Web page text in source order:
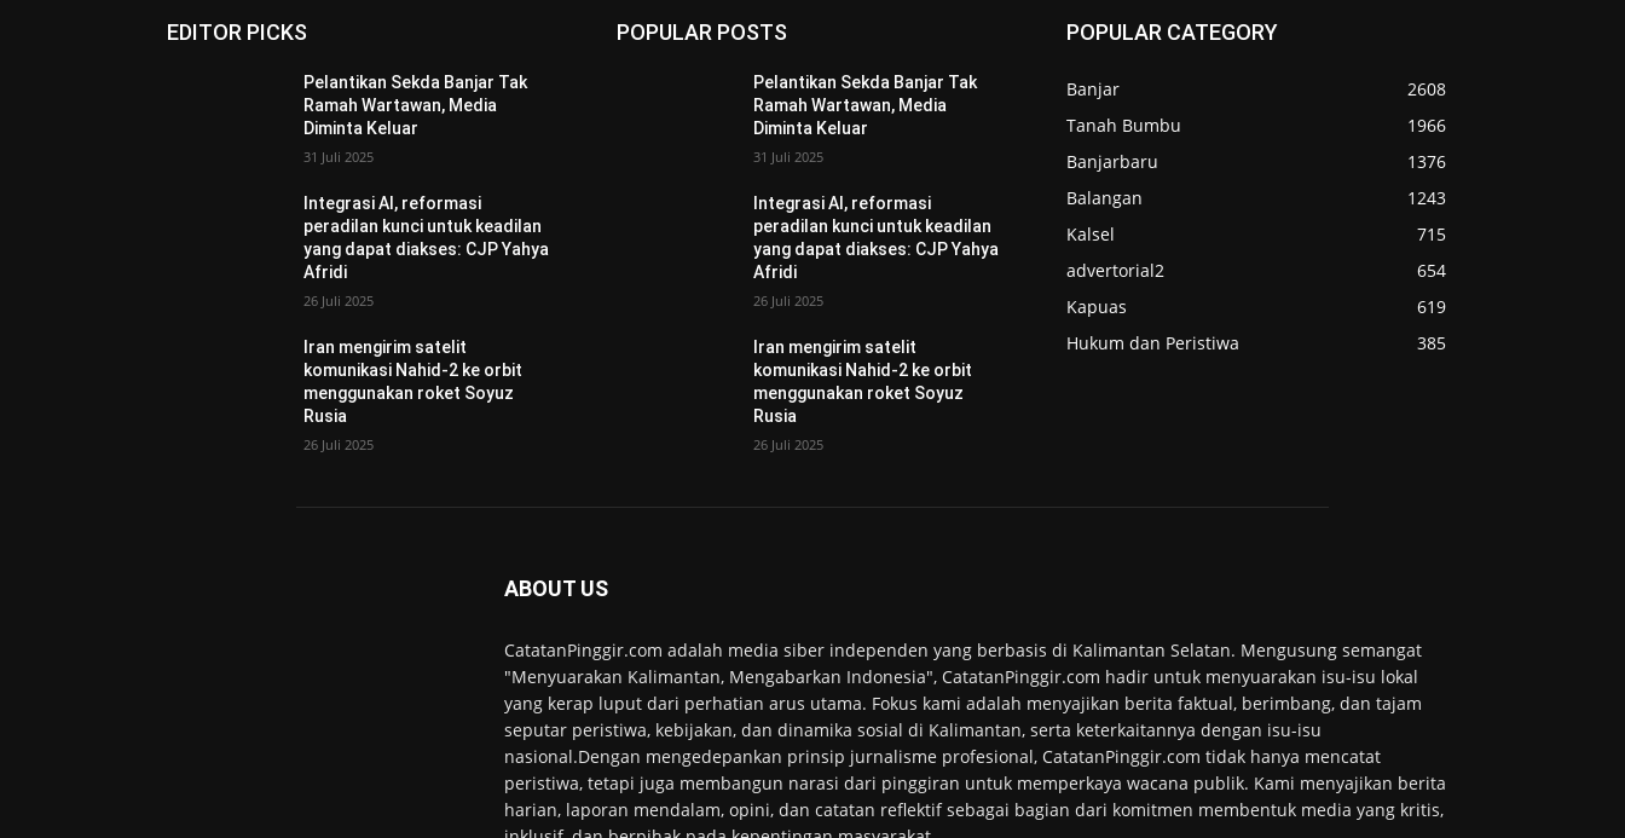
EDITOR PICKS
Pelantikan Sekda Banjar Tak
Ramah Wartawan, Media
Diminta Keluar
31 Juli 2025
Integrasi AI, reformasi
peradilan kunci untuk keadilan
yang dapat diakses: CJP Yahya
Afridi
26 Juli 2025
Iran mengirim satelit
komunikasi Nahid-2 ke orbit
menggunakan roket Soyuz
Rusia
26 Juli 2025
POPULAR POSTS
Pelantikan Sekda Banjar Tak
Ramah Wartawan, Media
Diminta Keluar
31 Juli 2025
Integrasi AI, reformasi
peradilan kunci untuk keadilan
yang dapat diakses: CJP Yahya
Afridi
26 Juli 2025
Iran mengirim satelit
komunikasi Nahid-2 ke orbit
menggunakan roket Soyuz
Rusia
26 Juli 2025
POPULAR CATEGORY
Banjar
2608
Tanah Bumbu
1966
Banjarbaru
1376
Balangan
1243
Kalsel
715
advertorial2
654
Kapuas
619
Hukum dan Peristiwa
385
ABOUT US
CatatanPinggir.com adalah media siber independen yang berbasis di Kalimantan Selatan. Mengusung semangat
"Menyuarakan Kalimantan, Mengabarkan Indonesia", CatatanPinggir.com hadir untuk menyuarakan isu-isu lokal
yang kerap luput dari perhatian arus utama. Fokus kami adalah menyajikan berita faktual, berimbang, dan tajam
seputar peristiwa, kebijakan, dan dinamika sosial di Kalimantan, serta keterkaitannya dengan isu-isu
nasional.Dengan mengedepankan prinsip jurnalisme profesional, CatatanPinggir.com tidak hanya mencatat
peristiwa, tetapi juga membangun narasi dari pinggiran untuk memperkaya wacana publik. Kami menyajikan berita
harian, laporan mendalam, opini, dan catatan reflektif sebagai bagian dari komitmen membentuk media yang kritis,